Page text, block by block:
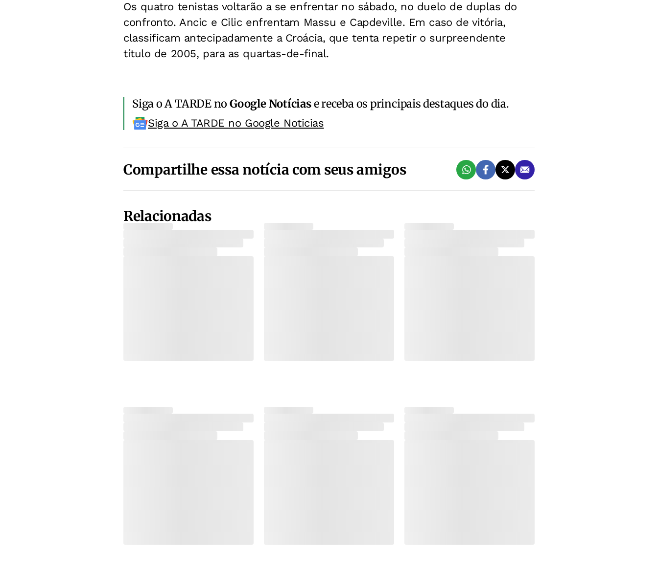
Os quatro tenistas voltarão a se enfrentar no sábado, no duelo de duplas do
confronto. Ancic e Cilic enfrentam Massu e Capdeville. Em caso de vitória,
classificam antecipadamente a Croácia, que tenta repetir o surpreendente
título de 2005, para as quartas-de-final.
Siga o A TARDE noGoogle Notíciase receba os principais destaques do dia.
Siga o A TARDE no Google Noticias
Compartilhe essa notícia com seus amigos
Relacionadas